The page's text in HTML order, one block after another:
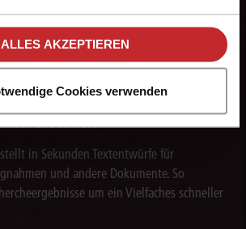
zum Datenschutz.
ALLES AKZEPTIEREN
Cookies verwenden
Aufgaben.
erstellen
in Sekunden Textentwürfe für
und andere Dokumente. So
um ein Vielfaches schneller